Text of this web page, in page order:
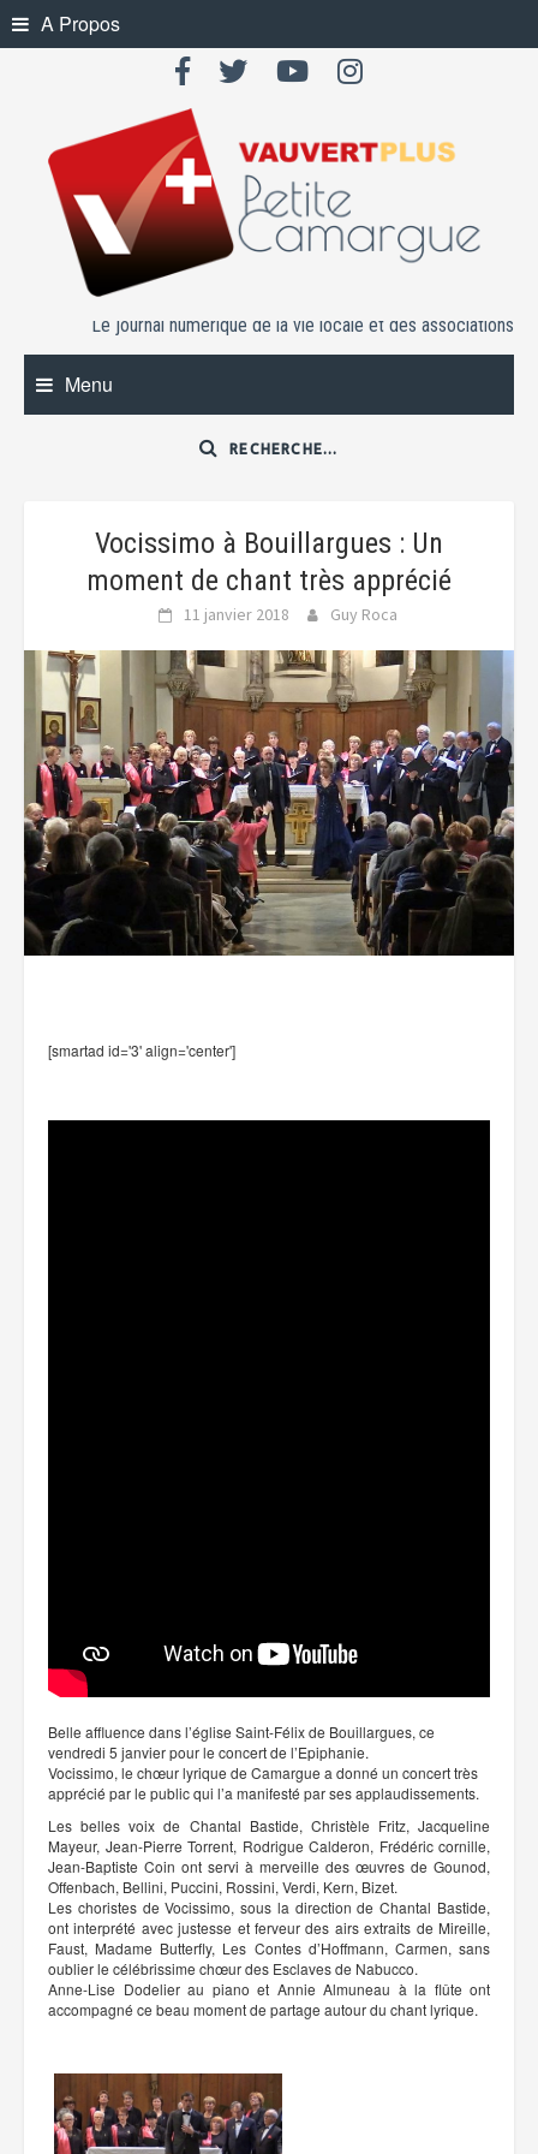
Skip
to
A Propos
Le journal numérique de la vie locale et des associations
Menu
Vocissimo à Bouillargues : Un
moment de chant très apprécié
11 janvier 2018 Guy Roca
[smartad id='3' align='center']
Belle affluence dans l’église Saint-Félix de Bouillargues, ce
vendredi 5 janvier pour le concert de l’Epiphanie.
Vocissimo, le chœur lyrique de Camargue a donné un concert très
apprécié par le public qui l’a manifesté par ses applaudissements.
Les belles voix de Chantal Bastide, Christèle Fritz, Jacqueline
Mayeur, Jean-Pierre Torrent, Rodrigue Calderon, Frédéric cornille,
Jean-Baptiste Coin ont servi à merveille des œuvres de Gounod,
Offenbach, Bellini, Puccini, Rossini, Verdi, Kern, Bizet.
Les choristes de Vocissimo, sous la direction de Chantal Bastide,
ont interprété avec justesse et ferveur des airs extraits de Mireille,
Faust, Madame Butterfly, Les Contes d’Hoffmann, Carmen, sans
oublier le célébrissime chœur des Esclaves de Nabucco.
Anne-Lise Dodelier au piano et Annie Almuneau à la flûte ont
accompagné ce beau moment de partage autour du chant lyrique.